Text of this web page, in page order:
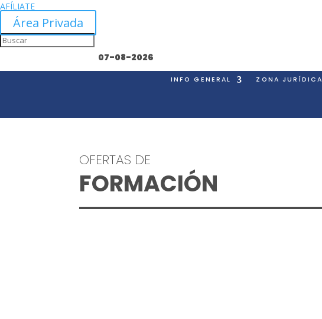
AFÍLIATE
Área Privada
07-08-2026
INFO GENERAL ZONA JURÍDICA
OFERTAS DE
FORMACIÓN